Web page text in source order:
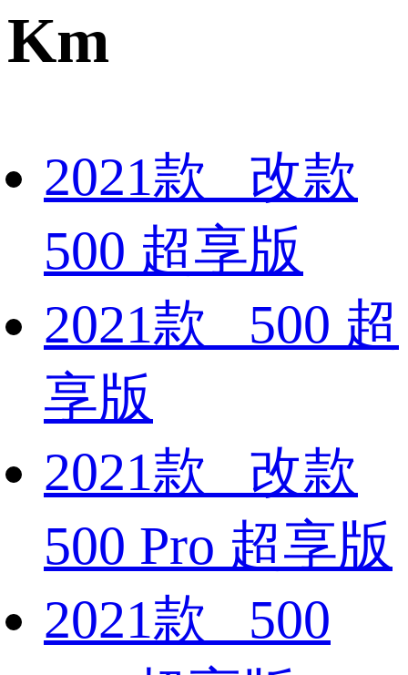
Km
2021款 改款
500 超享版
2021款 500 超
享版
2021款 改款
500 Pro 超享版
2021款 500